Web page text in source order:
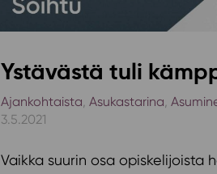
Ystävästä tuli
Ajankohtaista, Asukastarina,
3.5.2021
Vaikka suurin osa opiskelijoista